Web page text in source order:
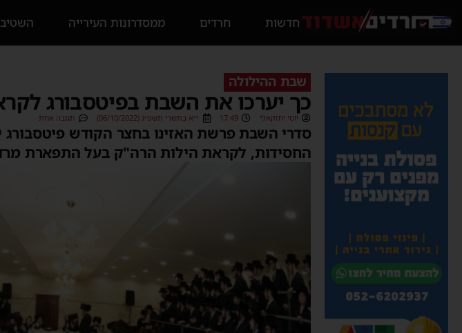
חדשות חרדים ממסדרונות העירייה
שבת ההילולה
כך יערכו את השבת בפיטסבורג
יוסי יחזקאלי 17:49 י״א בתשרי תשפ״ג (06/10/2022) תגובה אחת
סדרי השבת פרשת האזינו בחצר הקודש פיטסבורג
החסידות, לקראת הילות הרה"ק בעל התפארת